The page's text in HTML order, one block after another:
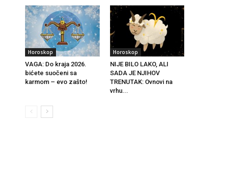
Horoskop
VAGA: Do kraja 2026.
bićete suočeni sa
karmom – evo zašto!
Horoskop
NIJE BILO LAKO, ALI
SADA JE NJIHOV
TRENUTAK: Ovnovi na
vrhu...